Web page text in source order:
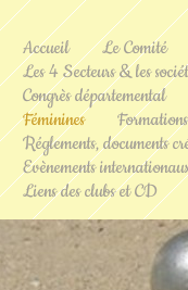
Accueil Le Comité
Les 4 Secteurs & les
Congrès départemental
Féminines
Formations
Réglements, documents
Evènements
Liens des clubs et CD